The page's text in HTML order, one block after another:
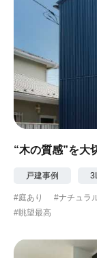
“木の質感”を大
戸建事例
#庭あり #ナチュラ
#眺望最高